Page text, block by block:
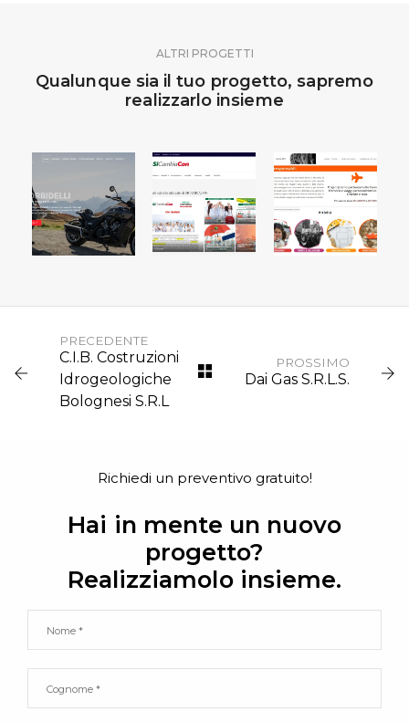
ALTRI PROGETTI
Qualunque sia il tuo progetto, sapremo
realizzarlo insieme
PASSIONE
INDIPENDENTE
XENIA
PRECEDENTE
C.I.B. Costruzioni
Idrogeologiche
Bolognesi S.R.L
PROSSIMO
Dai Gas S.R.L.S.
Richiedi un preventivo gratuito!
Hai in mente un nuovo
progetto?
Realizziamolo insieme.